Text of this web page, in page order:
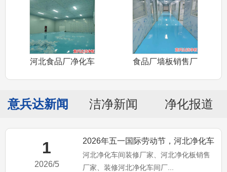
河北食品厂净化车
食品厂墙板销售厂
意兵达新闻 洁净新闻 净化报道
1
2026/5
2026年五一国际劳动节，河北净化车
间装修厂家意兵达洁净预
河北净化车间装修厂家、河北净化板销售
厂家、装修河北净化车间厂...